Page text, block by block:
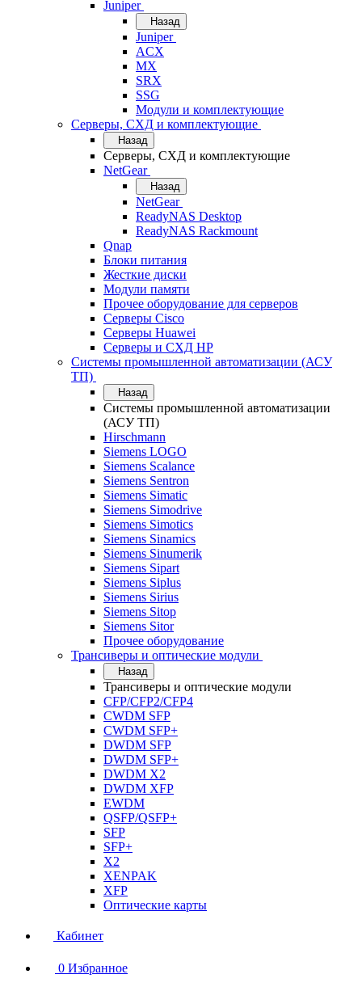
Juniper
Назад
Juniper
ACX
MX
SRX
SSG
Модули и комплектующие
Серверы, СХД и комплектующие
Назад
Серверы, СХД и комплектующие
NetGear
Назад
NetGear
ReadyNAS Desktop
ReadyNAS Rackmount
Qnap
Блоки питания
Жесткие диски
Модули памяти
Прочее оборудование для серверов
Серверы Cisco
Серверы Huawei
Серверы и СХД HP
Системы промышленной автоматизации (АСУ
ТП)
Назад
Системы промышленной автоматизации
(АСУ ТП)
Hirschmann
Siemens LOGO
Siemens Scalance
Siemens Sentron
Siemens Simatic
Siemens Simodrive
Siemens Simotics
Siemens Sinamics
Siemens Sinumerik
Siemens Sipart
Siemens Siplus
Siemens Sirius
Siemens Sitop
Siemens Sitor
Прочее оборудование
Трансиверы и оптические модули
Назад
Трансиверы и оптические модули
CFP/CFP2/CFP4
CWDM SFP
CWDM SFP+
DWDM SFP
DWDM SFP+
DWDM X2
DWDM XFP
EWDM
QSFP/QSFP+
SFP
SFP+
X2
XENPAK
XFP
Оптические карты
Кабинет
0 Избранное